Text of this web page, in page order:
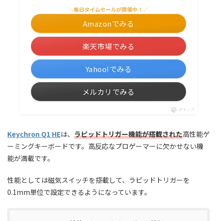
＼毎日タイムセールが開催中！／
Amazonでみる
楽天市場でみる
Yahoo!でみる
メルカリでみる
ポチップ
Keychron Q1 HEは、 ラピッドトリガー機能が搭載された高性能ゲ
ーミングキーボードです。高反応なプロゲーマーに欠かせない機
能が満載です。
性能としては磁気スイッチを搭載して、ラピッドトリガーを
0.1mm単位で設定できるようになっています。